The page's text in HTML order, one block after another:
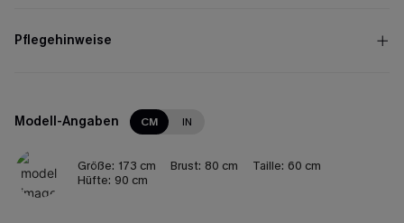
Pflegehinweise
Modell-Angaben CM IN
Größe: 173 cm Brust: 80 cm Taille: 60 cm
Hüfte: 90 cm